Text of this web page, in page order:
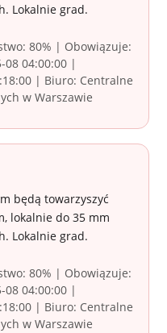
Lokalnie grad.
80% | Obowiązuje:
08 04:00:00 |
| Biuro: Centralne
w Warszawie
będą towarzyszyć
lokalnie do 35 mm
Lokalnie grad.
80% | Obowiązuje:
08 04:00:00 |
| Biuro: Centralne
w Warszawie